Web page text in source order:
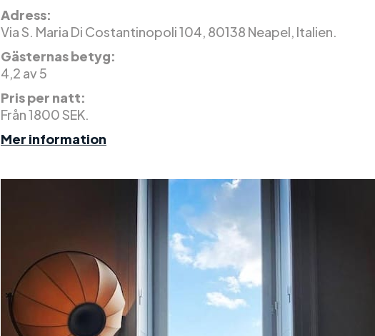
Adress:
Via S. Maria Di Costantinopoli 104, 80138 Neapel, Italien.
Gästernas betyg:
4,2 av 5
Pris per natt:
Från 1800 SEK.
Mer information